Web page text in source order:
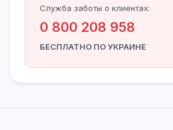
Служба заботы о клиентах:
0 800 208 958
БЕСПЛАТНО ПО УКРАИНЕ